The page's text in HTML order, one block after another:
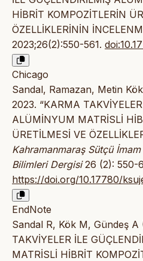
HİBRİT KOMPOZİTLERİN
ÖZELLİKLERİNİN
2023;26(2):550-561.
Chicago
Sandal, Ramazan, Metin
2023. “KARMA
ALÜMİNYUM MATRİSLİ
ÜRETİLMESİ VE
Kahramanmaraş Sütçü
Bilimleri Dergisi26 (2): 550-
https://doi.org/10.17780/
EndNote
Sandal R, Kök M, Gündeş
TAKVİYELER İLE
MATRİSLİ HİBRİT